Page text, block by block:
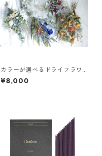
カラーが選べるドライフラワ
ースワッグL
¥8,000